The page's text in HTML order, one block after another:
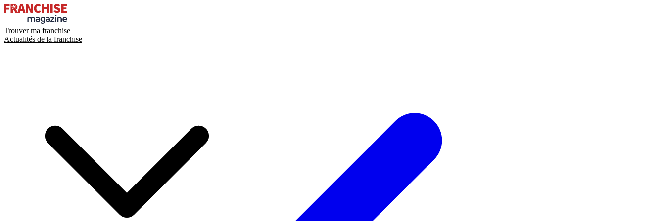
Trouver ma franchise
Actualités de la franchise